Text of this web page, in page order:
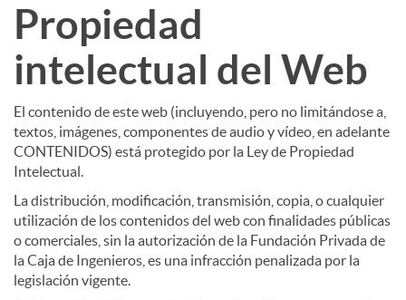
i
s
o
l
e
Propiedad
intelectual del Web
El contenido de este web (incluyendo, pero no limitándose a,
textos, imágenes, componentes de audio y vídeo, en adelante
CONTENIDOS) está protegido por la Ley de Propiedad
Intelectual.
La distribución, modificación, transmisión, copia, o cualquier
utilización de los contenidos del web con finalidades públicas
o comerciales, sin la autorización de la Fundación Privada de
la Caja de Ingenieros, es una infracción penalizada por la
legislación vigente.